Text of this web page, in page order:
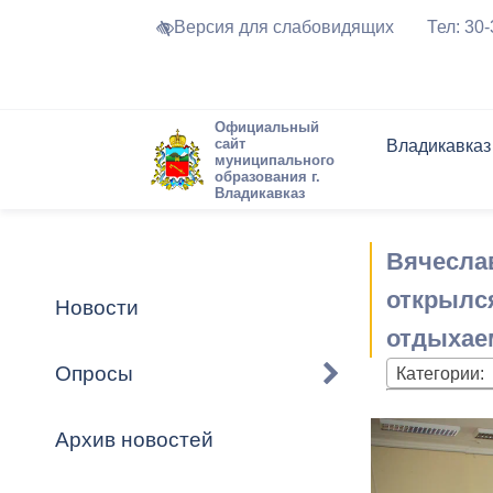
Версия для слабовидящих Тел:
Официальный
сайт
муниципального
образования г.
Владикавказ
Владикавказ
Устав
Города-
городского
Торги и
Программа
Формы
Обратная
Комиссии
График
Новостная
Актуально
Новости
Опросы
Архив новостей
Категории: